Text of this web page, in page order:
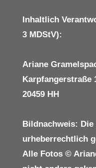
Inhaltlich
3 MDStV):
Ariane
Karpfangerstraße
20459 HH
Bildnachweis:
urheberrechtlich
Alle Fotos ©